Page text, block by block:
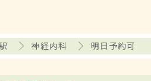
神経内科 明日予約可